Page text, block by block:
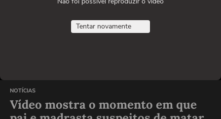
Tentar novamente
NOTÍCIAS
Vídeo mostra o momento em que